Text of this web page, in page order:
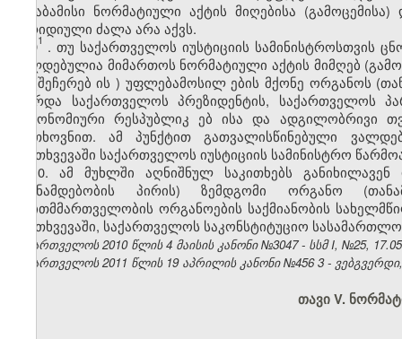
შესაბამისი ნორმატიული აქტის მიღებისა
იურიდიული ძალა არა აქვს.
91 . თუ საქართველოს იუსტიციის სამინისტროსთვის
ვალდებულია მიმართოს ნორმატიული აქტის მიმღებ
(შეჩერებ ის ) უფლებამოსილ ების მქონე ორგანოს
(გარდა საქართველოს პრეზიდენტის, საქართველოს
ავტონომიური რესპუბლიკ ებ ისა და ადგილობრივი
მოთხოვნით. ამ პუნქტით გათვალისწინებული
შემთხვევაში საქართველოს იუსტიციის სამინისტრო
10. ამ მუხლში აღნიშნულ საკითხებს
(თანამდებობის პირის) ზემდგომი ორგანო
თვითმმართველობის ორგანოების საქმიანობის
შემთხვევაში, საქართველოს საკონსტიტუციო
საქართველოს 2010 წლის 4 მაისის კანონი №3047 - სსმ I, №25,
საქართველოს 2011 წლის 19 აპრილის კანონი №456 3 -
თავი V.